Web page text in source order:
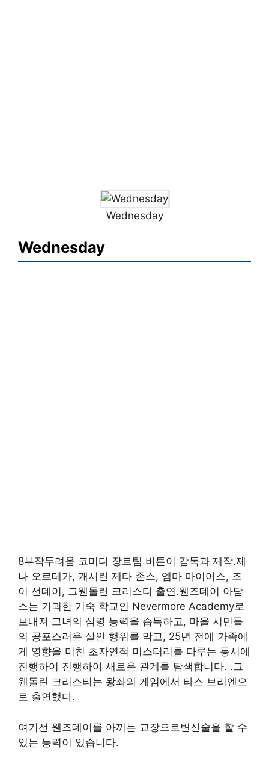
Wednesday
Wednesday
8부작두려움 코미디 장르팀 버튼이 감독과 제작.제
나 오르테가, 캐서린 제타 존스, 엠마 마이어스, 조
이 선데이, 그웬돌린 크리스티 출연.웬즈데이 아담
스는 기괴한 기숙 학교인 Nevermore Academy로
보내져 그녀의 심령 능력을 습득하고, 마을 시민들
의 공포스러운 살인 행위를 막고, 25년 전에 가족에
게 영향을 미친 초자연적 미스터리를 다루는 동시에
진행하여 진행하여 새로운 관계를 탐색합니다. .그
웬돌린 크리스티는 왕좌의 게임에서 타스 브리엔으
로 출연했다.
여기선 웬즈데이를 아끼는 교장으로변신술을 할 수
있는 능력이 있습니다.